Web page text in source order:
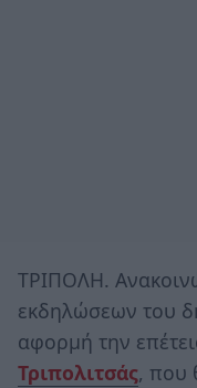
ΤΡΙΠΟΛΗ.
εκδηλώσεων του
αφορμή την
Τριπολιτσάς, που